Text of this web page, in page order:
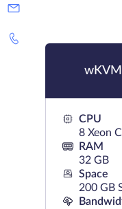
CPU
8 Xeon
RAM
32 GB
Space
200 GB